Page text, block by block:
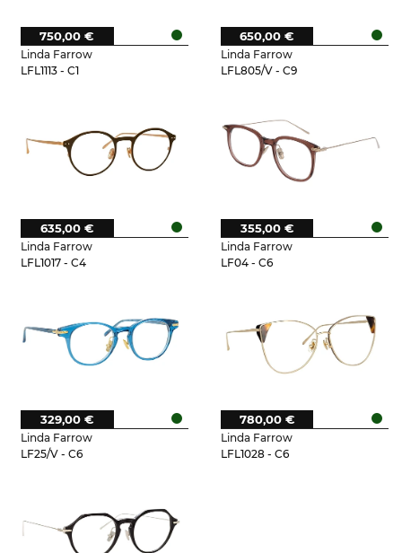
Linda Farrow
LFL1113 - C1
750,00 €
Linda Farrow
LFL805/V - C9
650,00 €
Linda Farrow
LFL1017 - C4
635,00 €
Linda Farrow
LF04 - C6
355,00 €
Linda Farrow
LF25/V - C6
329,00 €
Linda Farrow
LFL1028 - C6
780,00 €